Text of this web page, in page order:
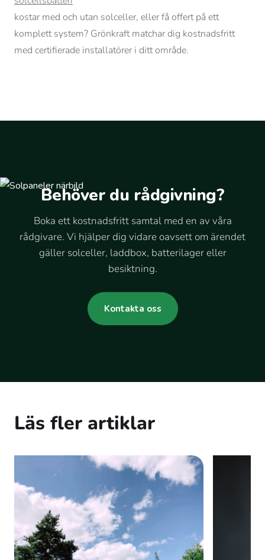
kostar med och utan solceller, eller få offert på ett
komplett system? Grönkraft matchar dig kostnadsfritt
med certifierade installatörer i ditt område.
Behöver du rådgivning?
Boka ett kostnadsfritt samtal med en av våra
rådgivare. Vi hjälper dig vidare oavsett om ärendet
gäller solceller, laddbox, batterilager eller
besiktning.
Kontakta oss
Läs fler artiklar